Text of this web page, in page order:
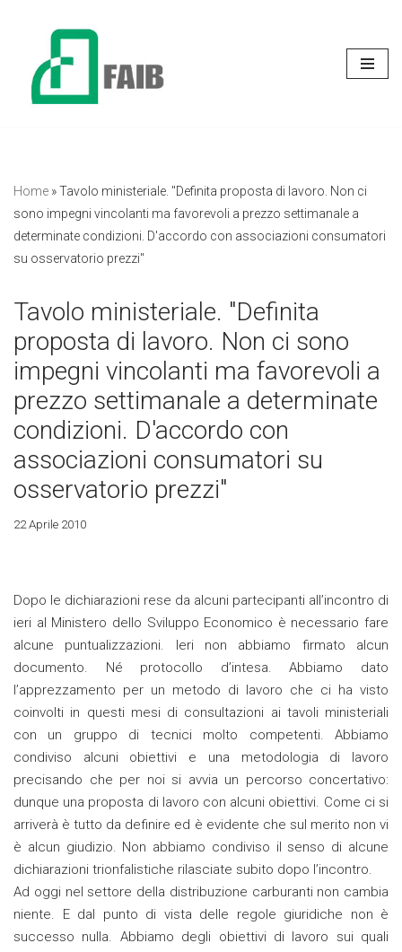
contenuto
Home »Tavolo ministeriale. "Definita proposta di lavoro. Non ci
sono impegni vincolanti ma favorevoli a prezzo settimanale a
determinate condizioni. D'accordo con associazioni consumatori
su osservatorio prezzi"
Tavolo ministeriale. "Definita
proposta di lavoro. Non ci sono
impegni vincolanti ma favorevoli a
prezzo settimanale a determinate
condizioni. D'accordo con
associazioni consumatori su
osservatorio prezzi"
22 Aprile 2010
Dopo le dichiarazioni rese da alcuni partecipanti all’incontro di
ieri al Ministero dello Sviluppo Economico è necessario fare
alcune puntualizzazioni. Ieri non abbiamo firmato alcun
documento. Né protocollo d’intesa. Abbiamo dato
l’apprezzamento per un metodo di lavoro che ci ha visto
coinvolti in questi mesi di consultazioni ai tavoli ministeriali
con un gruppo di tecnici molto competenti. Abbiamo
condiviso alcuni obiettivi e una metodologia di lavoro
precisando che per noi si avvia un percorso concertativo:
dunque una proposta di lavoro con alcuni obiettivi. Come ci si
arriverà è tutto da definire ed è evidente che sul merito non vi
è alcun giudizio. Non abbiamo condiviso il senso di alcune
dichiarazioni trionfalistiche rilasciate subito dopo l’incontro.
Ad oggi nel settore della distribuzione carburanti non cambia
niente. E dal punto di vista delle regole giuridiche non è
successo nulla. Abbiamo degli obiettivi di lavoro sui quali